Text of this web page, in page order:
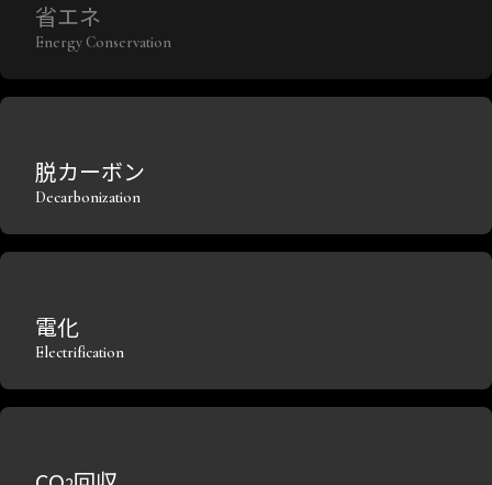
省エネ
Energy Conservation
脱カーボン
Decarbonization
電化
Electrification